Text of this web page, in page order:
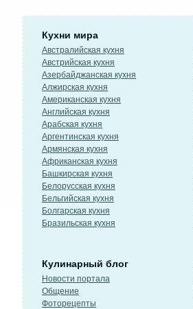
Кухни мира
Австралийская кухня
Австрийская кухня
Азербайджанская кухня
Алжирская кухня
Американская кухня
Английская кухня
Арабская кухня
Аргентинская кухня
Армянская кухня
Африканская кухня
Башкирская кухня
Белорусская кухня
Бельгийская кухня
Болгарская кухня
Бразильская кухня
Кулинарный блог
Новости портала
Общение
Фоторецепты